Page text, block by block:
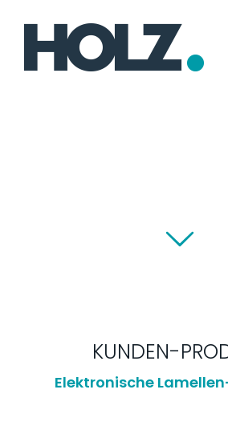
springen
KUNDEN-
Elektronische